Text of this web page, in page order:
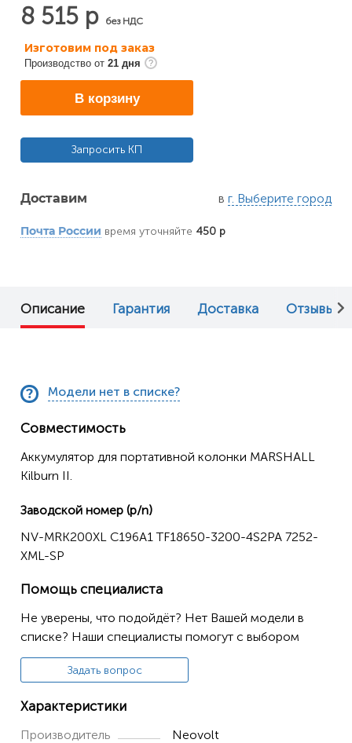
8 515 р без НДС
Изготовим под заказ
Производство от 21 дня
В корзину
Запросить КП
Доставим в г. Выберите город
Почта России время уточняйте 450 р
Описание Гарантия Доставка Отзывы (0)
Модели нет в списке?
Совместимость
Аккумулятор для портативной колонки MARSHALL
Kilburn II.
Заводской номер (p/n)
NV-MRK200XL C196A1 TF18650-3200-4S2PA 7252-
XML-SP
Помощь специалиста
Не уверены, что подойдёт? Нет Вашей модели в
списке? Наши специалисты помогут с выбором
Задать вопрос
Характеристики
Производитель Neovolt